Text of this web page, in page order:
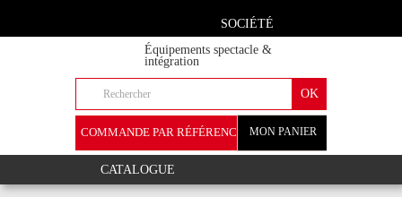
SOCIÉTÉ
Équipements spectacle &
intégration
MON PANIER
COMMANDE PAR RÉFÉRENCE
CATALOGUE